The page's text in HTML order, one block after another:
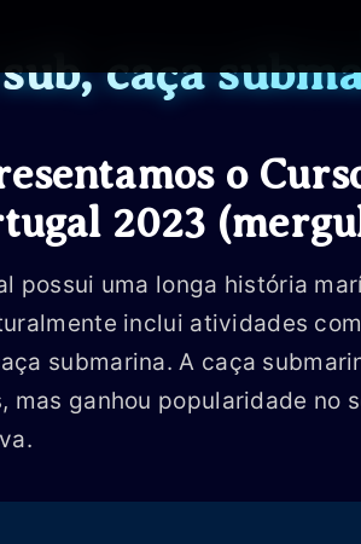
caça
o
2023
possui uma longa história
inclui atividades
submarina. A caça
mas ganhou popularidade no